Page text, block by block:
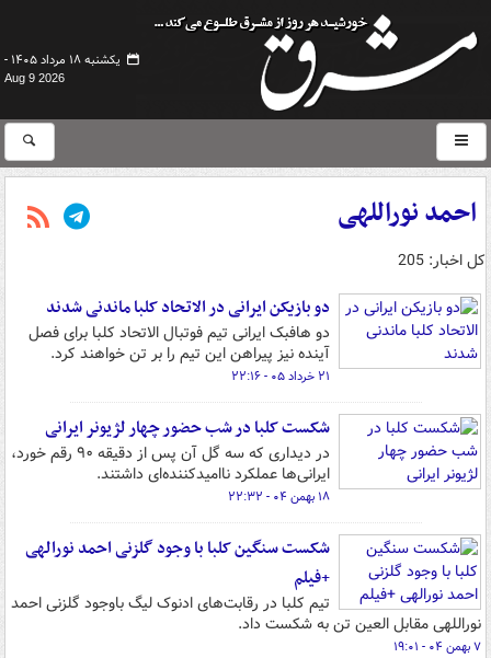
یکشنبه ۱۸ مرداد ۱۴۰۵ -
Aug 9 2026
احمد نوراللهی
کل اخبار: 205
دو بازیکن ایرانی در الاتحاد کلبا ماندنی شدند
دو هافبک ایرانی تیم فوتبال الاتحاد کلبا برای فصل
آینده نیز پیراهن این تیم را بر تن خواهند کرد.
۲۱ خرداد ۰۵ - ۲۲:۱۶
شکست کلبا در شب حضور چهار لژیونر ایرانی
در دیداری که سه گل آن پس از دقیقه ۹۰ رقم خورد،
ایرانی‌ها عملکرد ناامیدکننده‌ای داشتند.
۱۸ بهمن ۰۴ - ۲۲:۳۲
شکست سنگین کلبا با وجود گلزنی احمد نورالهی
+فیلم
تیم کلبا در رقابت‌های ادنوک لیگ باوجود گلزنی احمد
نوراللهی مقابل العین تن به شکست داد.
۷ بهمن ۰۴ - ۱۹:۰۱